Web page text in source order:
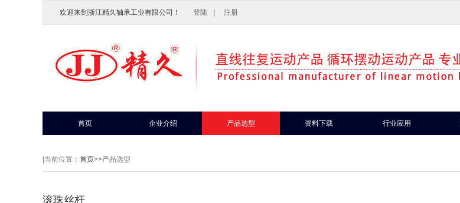
欢迎来到浙江精久轴承工业有限公司！ 登陆 注册
首页 企业介绍 产品选型 资料下载 行业应用
当前位置： 首页>>产品选型
滚珠丝杆